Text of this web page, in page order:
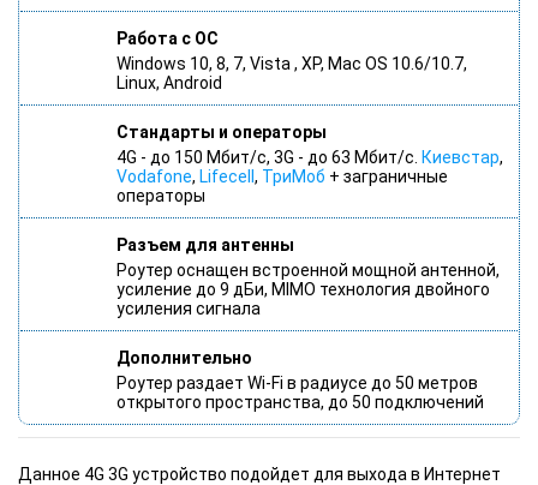
Работа с ОС
Windows 10, 8, 7, Vista , XP, Mac OS 10.6/10.7,
Linux, Android
Стандарты и операторы
4G - до 150 Мбит/с, 3G - до 63 Мбит/с. Киевстар,
Vodafone, Lifecell , ТриМоб + заграничные
операторы
Разъем для антенны
Роутер оснащен встроенной мощной антенной,
усиление до 9 дБи, MIMO технология двойного
усиления сигнала
Дополнительно
Роутер раздает Wi-Fi в радиусе до 50 метров
открытого пространства, до 50 подключений
Данное 4G 3G устройство подойдет для выхода в Интернет